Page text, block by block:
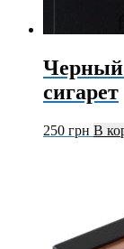
Черный
сигарет
250 грн В